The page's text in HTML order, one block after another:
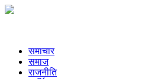
समाचार
समाज
राजनीति